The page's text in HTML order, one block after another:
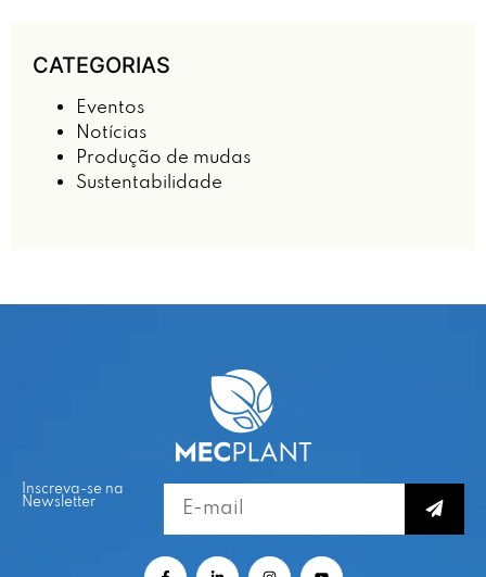
CATEGORIAS
Eventos
Notícias
Produção de mudas
Sustentabilidade
Inscreva-se na
Newsletter